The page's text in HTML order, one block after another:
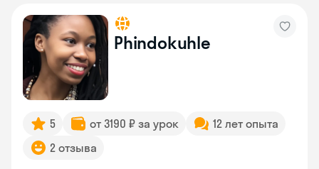
Phindokuhle
5 от 3190 ₽ за урок
12 лет опыта
2 отзыва